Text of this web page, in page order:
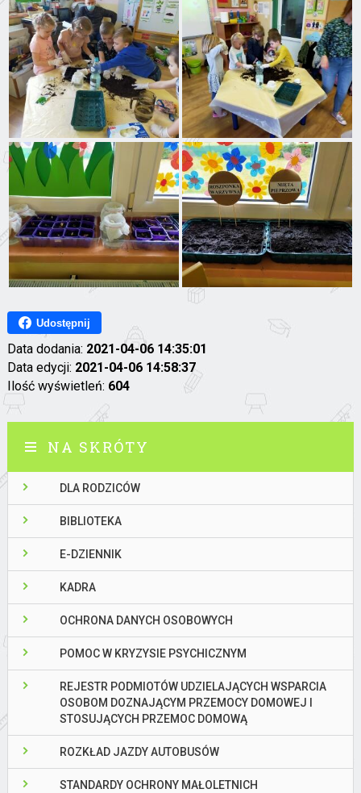
Udostępnij
Data dodania: 2021-04-06 14:35:01
Data edycji: 2021-04-06 14:58:37
Ilość wyświetleń: 604
NA SKRÓTY
DLA RODZICÓW
BIBLIOTEKA
E-DZIENNIK
KADRA
OCHRONA DANYCH OSOBOWYCH
POMOC W KRYZYSIE PSYCHICZNYM
REJESTR PODMIOTÓW UDZIELAJĄCYCH WSPARCIA
OSOBOM DOZNAJĄCYM PRZEMOCY DOMOWEJ I
STOSUJĄCYCH PRZEMOC DOMOWĄ
ROZKŁAD JAZDY AUTOBUSÓW
STANDARDY OCHRONY MAŁOLETNICH